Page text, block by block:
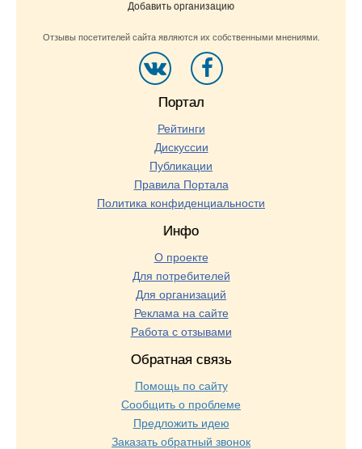
Добавить организацию
Отзывы посетителей сайта являются их собственными мнениями.
Портал
Рейтинги
Дискуссии
Публикации
Правила Портала
Политика конфиденциальности
Инфо
О проекте
Для потребителей
Для организаций
Реклама на сайте
Работа с отзывами
Обратная связь
Помощь по сайту
Сообщить о проблеме
Предложить идею
Заказать обратный звонок